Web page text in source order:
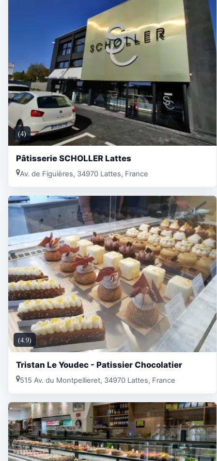
(4)
Pâtisserie SCHOLLER Lattes
Av. de Figuières, 34970 Lattes, France
(4.9)
Tristan Le Youdec - Patissier Chocolatier
515 Av. du Montpellieret, 34970 Lattes, France